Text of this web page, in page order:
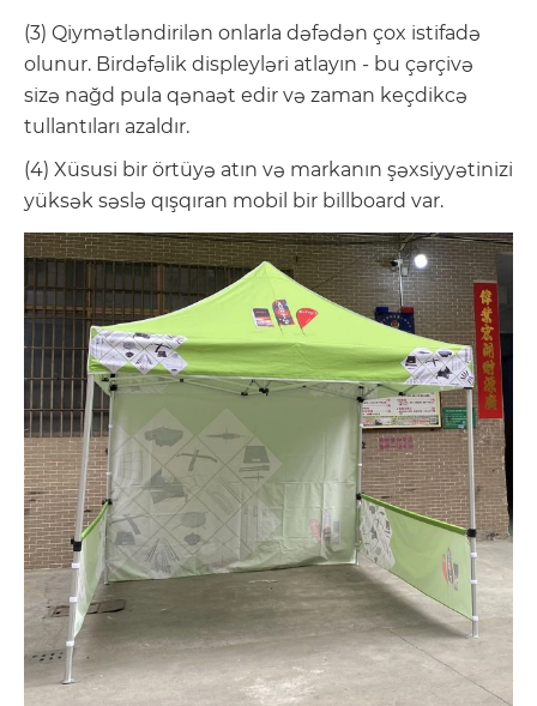
(3) Qiymətləndirilən onlarla dəfədən çox istifadə
olunur. Birdəfəlik displeyləri atlayın - bu çərçivə
sizə nağd pula qənaət edir və zaman keçdikcə
tullantıları azaldır.
(4) Xüsusi bir örtüyə atın və markanın şəxsiyyətinizi
yüksək səslə qışqıran mobil bir billboard var.